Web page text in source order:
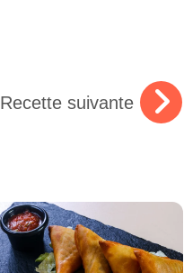
Recette suivante